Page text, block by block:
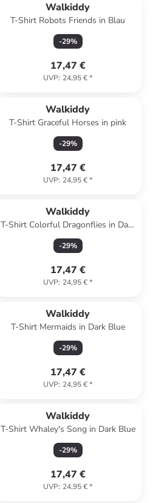
Walkiddy
T-Shirt Robots Friends in Blau
-29%
17,47 €
UVP: 24,95 €*
Walkiddy
T-Shirt Graceful Horses in pink
-29%
17,47 €
UVP: 24,95 €*
Walkiddy
T-Shirt Colorful Dragonflies in Dark
Blue
-29%
17,47 €
UVP: 24,95 €*
Walkiddy
T-Shirt Mermaids in Dark Blue
-29%
17,47 €
UVP: 24,95 €*
Walkiddy
T-Shirt Whaley's Song in Dark Blue
-29%
17,47 €
UVP: 24,95 €*